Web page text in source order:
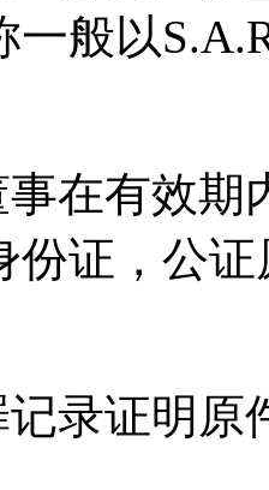
一般以
有效期
份证，公
证明原